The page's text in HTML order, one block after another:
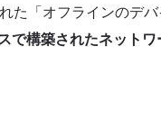
た「オフラインのデ
で構築されたネットワ